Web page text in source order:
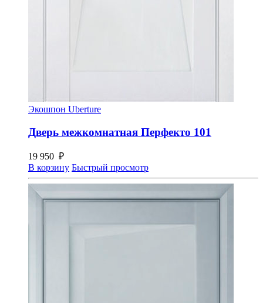
Экошпон Uberture
Дверь межкомнатная Перфекто 101
19 950 ₽
В корзину Быстрый просмотр